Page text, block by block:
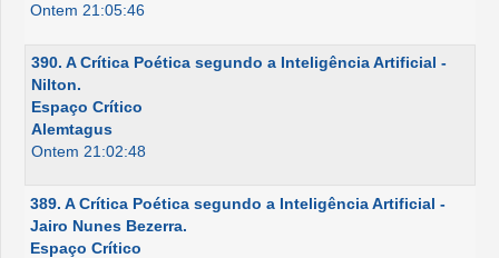
Ontem 21:05:46
390. A Crítica Poética segundo a Inteligência Artificial -
Nilton.
Espaço Crítico
Alemtagus
Ontem 21:02:48
389. A Crítica Poética segundo a Inteligência Artificial -
Jairo Nunes Bezerra.
Espaço Crítico